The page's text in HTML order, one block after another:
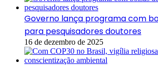
Governo lança programa com
para pesquisadores doutores
16 de dezembro de 2025